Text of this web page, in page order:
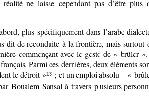
ne laisse cependant pas d’être plus
plus spécifiquement dans l’arabe
de reconduite à la frontière, mais
commençant avec le geste de « brûler
Parmi ces dernières, deux éléments
le détroit »13 ; et un emploi absolu – «
Boualem Sansal à travers plusieurs